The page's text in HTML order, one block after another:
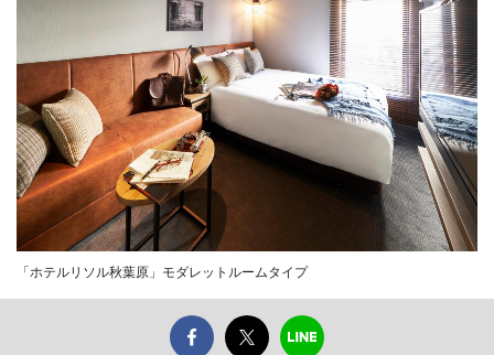
「ホテルリソル秋葉原」モダレットルームタイプ